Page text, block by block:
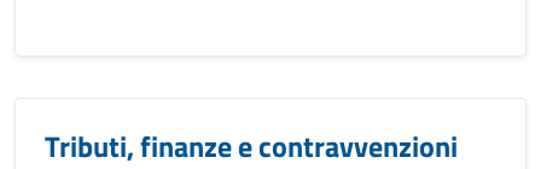
Tributi, finanze e contravvenzioni